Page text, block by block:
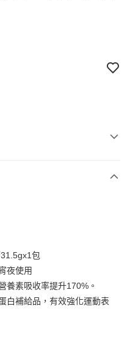
包
夜使用
養素吸收率提升170%。
白補給品，有效強化運動表